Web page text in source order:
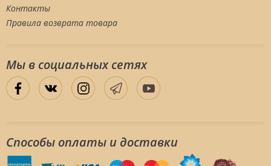
Контакты
Правила возврата товара
Мы в социальных сетяx
Способы оплаты и доставки